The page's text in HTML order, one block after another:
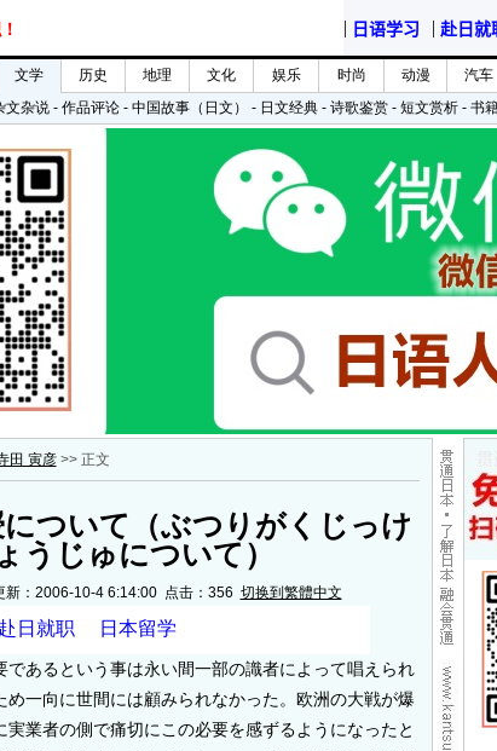
田 寅彦>> 正文
ついて（ぶつりがくじっけ
うじゅについて）
：2006-10-4 6:14:00 点击： 356 切换到繁體中文
あるという事は永い間一部の識者によって唱えられ
一向に世間には顧みられなかった。欧洲の大戦が爆
業者の側で痛切にこの必要を感ずるようになったと